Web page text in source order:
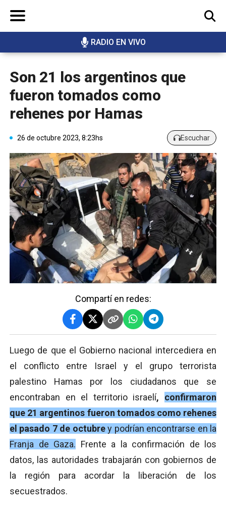
RADIO EN VIVO
BUSCAR
Son 21 los argentinos que
fueron tomados como
rehenes por Hamas
26 de octubre 2023, 8:23hs Escuchar
Compartí en redes:
Luego de que el Gobierno nacional intercediera en
el conflicto entre Israel y el grupo terrorista
palestino Hamas por los ciudadanos que se
encontraban en el territorio israelí, confirmaron
que 21 argentinos fueron tomados como rehenes
el pasado 7 de octubrey podrían encontrarse en la
Franja de Gaza. Frente a la confirmación de los
datos, las autoridades trabajarán con gobiernos de
la región para acordar la liberación de los
secuestrados.